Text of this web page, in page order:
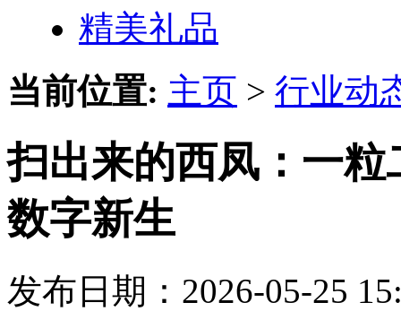
精美礼品
当前位置: 主页 > 行业动
扫出来的西凤：一
数字新生
发布日期：2026-05-25